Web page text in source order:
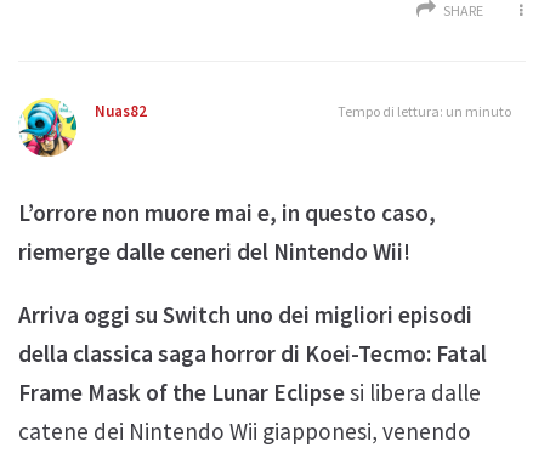
SHARE
Nuas82 Tempo di lettura: un minuto
L’orrore non muore mai e, in questo caso,
riemerge dalle ceneri del Nintendo Wii!
Arriva oggi su Switch uno dei migliori episodi
della classica saga horror di Koei-Tecmo: Fatal
Frame Mask of the Lunar Eclipsesi libera dalle
catene dei Nintendo Wii giapponesi, venendo